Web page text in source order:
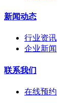
新闻动态
行业资讯
企业新闻
联系我们
在线预约